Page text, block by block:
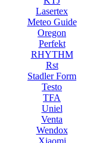
Lasertex
Meteo Guide
Oregon
Perfekt
RHYTHM
Rst
Stadler Form
Testo
TFA
Uniel
Venta
Wendox